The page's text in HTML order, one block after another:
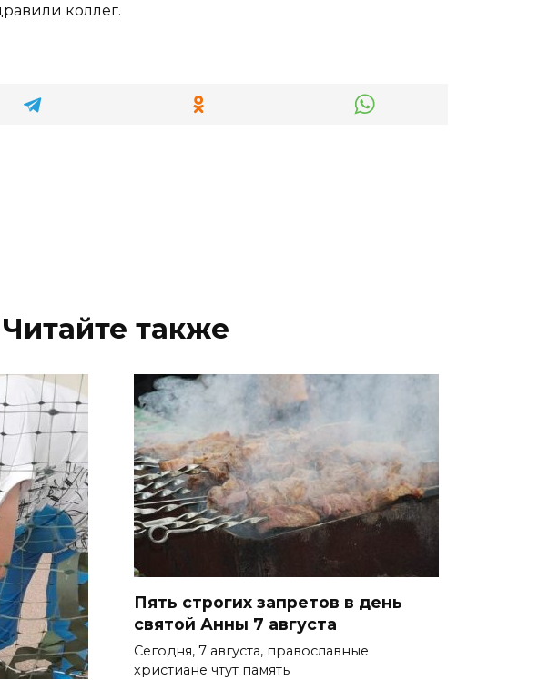
коллег.
Читайте также
Пять строгих запретов в день
святой Анны 7 августа
Сегодня, 7 августа, православные
христиане чтут память